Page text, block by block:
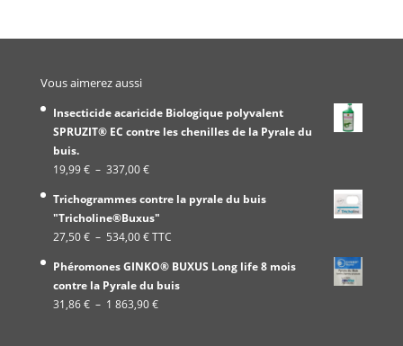
Vous aimerez aussi
Insecticide acaricide Biologique polyvalent
SPRUZIT® EC contre les chenilles de la Pyrale du
buis.
19,99€ – 337,00€Plage
prix :
19,99 €
à
337,00 €
Trichogrammes contre la pyrale du buis
"Tricholine®Buxus"
27,50€ – 534,00€Plage
prix :
27,50 €
à
TTC
Phéromones GINKO® BUXUS Long life 8 mois
contre la Pyrale du buis
31,86€ – 1 863,90€Plage